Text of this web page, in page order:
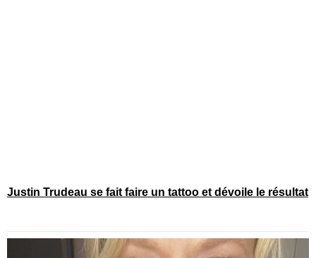
Justin Trudeau se fait faire un tattoo et dévoile le résultat